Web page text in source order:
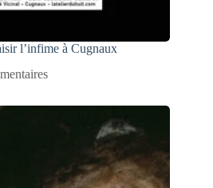
l’infime à Cugnaux